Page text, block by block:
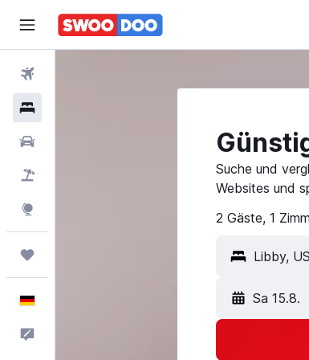
Suche und
Websites und
2 Gäste, 1
Sa 15.8.